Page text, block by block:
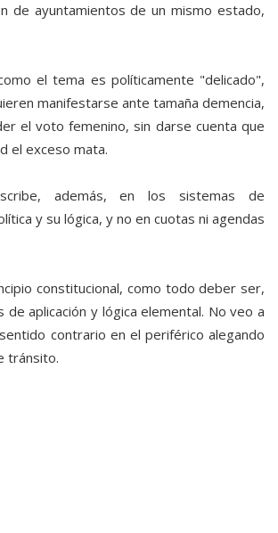
de ayuntamientos de un mismo estado,
el tema es políticamente "delicado",
manifestarse ante tamaña demencia,
el voto femenino, sin darse cuenta que
el exceso mata.
además, en los sistemas de
y su lógica, y no en cuotas ni agendas
constitucional, como todo deber ser,
aplicación y lógica elemental. No veo a
contrario en el periférico alegando
tránsito.